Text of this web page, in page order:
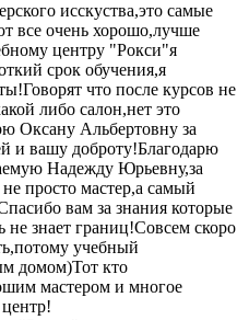
исскуства,это самые
все очень хорошо,лучше
центру "Рокси"я
срок обучения,я
что после курсов не
либо салон,нет это
Оксану Альбертовну за
и вашу доброту!Благодарю
Надежду Юрьевну,за
просто мастер,а самый
вам за знания которые
не знает границ!Совсем скоро
учебный
домом)Тот кто
мастером и многое